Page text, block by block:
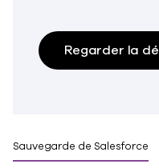
Regarder la
Sauvegarde de Salesforce